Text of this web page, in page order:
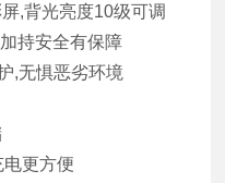
,背光亮度10级可调
持安全有保障
,无惧恶劣环境
更方便